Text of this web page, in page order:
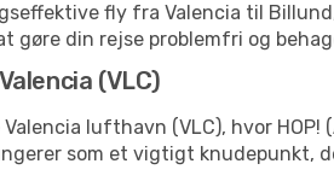
fly fra Valencia til
din rejse problemfri og
(VLC)
lufthavn (VLC), hvor
som et vigtigt knudepunkt,